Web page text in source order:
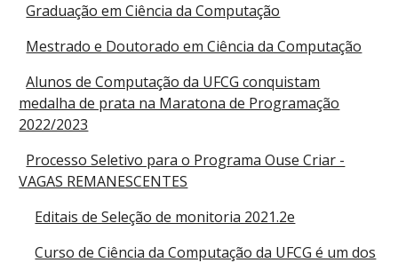
Graduação em Ciência da Computação
Mestrado e Doutorado em Ciência da Computação
Alunos de Computação da UFCG conquistam
medalha de prata na Maratona de Programação
2022/2023
Processo Seletivo para o Programa Ouse Criar -
VAGAS REMANESCENTES
Editais de Seleção de monitoria 2021.2e
Curso de Ciência da Computação da UFCG é um dos